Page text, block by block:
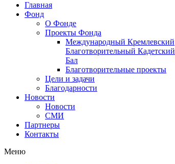
Главная
Фонд
О Фонде
Проекты Фонда
Международный Кремлевский
Благотворительный Кадетский
Бал
Благотворительные проекты
Цели и задачи
Благодарности
Новости
Новости
СМИ
Партнеры
Контакты
Меню